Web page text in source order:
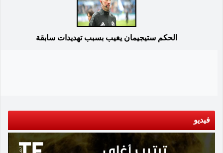
الحكم ستيجيمان يغيب بسبب تهديدات سابقة
فيديو